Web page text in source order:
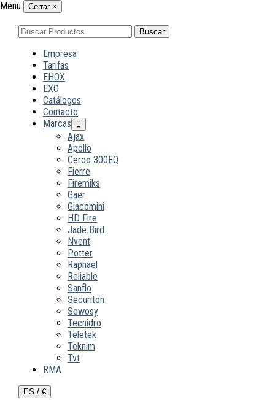
Menu Cerrar ×
Buscar
por:
Buscar
Empresa
Tarifas
EHOX
EXO
Catálogos
Contacto
Marcas
Ajax
Apollo
Cerco 300EQ
Fierre
Firemiks
Gaer
Giacomini
HD Fire
Jade Bird
Nvent
Potter
Raphael
Reliable
Sanflo
Securiton
Sewosy
Tecnidro
Teletek
Teknim
Tvt
RMA
ES / €